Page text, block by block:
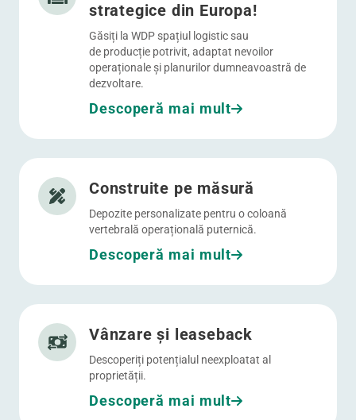
strategice din Europa!
Găsiți la WDP spațiul logistic sau
de producție potrivit, adaptat nevoilor
operaționale și planurilor dumneavoastră de
dezvoltare.
Descoperă mai mult
Construite pe măsură
Depozite personalizate pentru o coloană
vertebrală operațională puternică.
Descoperă mai mult
Mergi la Construite pe măsură
Vânzare și leaseback
Descoperiți potențialul neexploatat al
proprietății.
Descoperă mai mult
Mergi la Vânzare și leaseback